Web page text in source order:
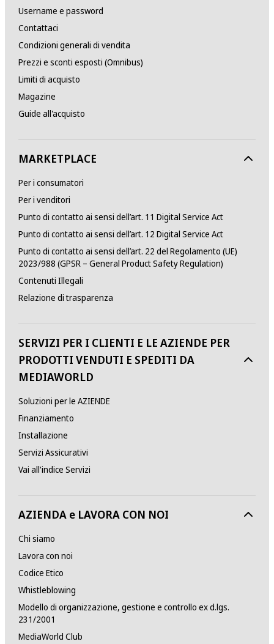
Username e password
Contattaci
Condizioni generali di vendita
Prezzi e sconti esposti (Omnibus)
Limiti di acquisto
Magazine
Guide all'acquisto
MARKETPLACE
Per i consumatori
Per i venditori
Punto di contatto ai sensi dell’art. 11 Digital Service Act
Punto di contatto ai sensi dell’art. 12 Digital Service Act
Punto di contatto ai sensi dell’art. 22 del Regolamento (UE)
2023/988 (GPSR – General Product Safety Regulation)
Contenuti Illegali
Relazione di trasparenza
SERVIZI PER I CLIENTI E LE AZIENDE PER
PRODOTTI VENDUTI E SPEDITI DA
MEDIAWORLD
Soluzioni per le AZIENDE
Finanziamento
Installazione
Servizi Assicurativi
Vai all'indice Servizi
AZIENDA e LAVORA CON NOI
Chi siamo
Lavora con noi
Codice Etico
Whistleblowing
Modello di organizzazione, gestione e controllo ex d.lgs.
231/2001
MediaWorld Club